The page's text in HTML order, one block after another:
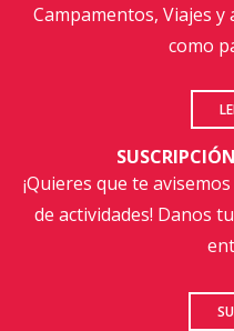
Campamentos, Viajes
como
¡Quieres que te
de actividades! Danos